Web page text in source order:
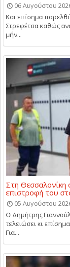
06 Αυγούστου
Και επίσημα
Στρεφέτσα καθώς
μήν...
Στη Θεσσαλονίκη
επιστροφή του
05 Αυγούστου
Ο Δημήτρης
τελειώσει κι
Για...